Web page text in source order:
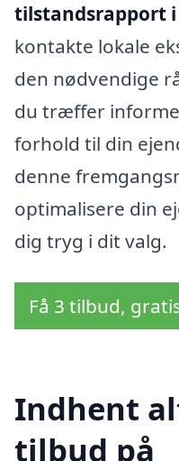
tilstandsrapport i
kontakte lokale
den nødvendige
du træffer
forhold til din
denne
optimalisere din
dig tryg i dit valg.
Få 3 tilbud,
Indhent
tilbud på